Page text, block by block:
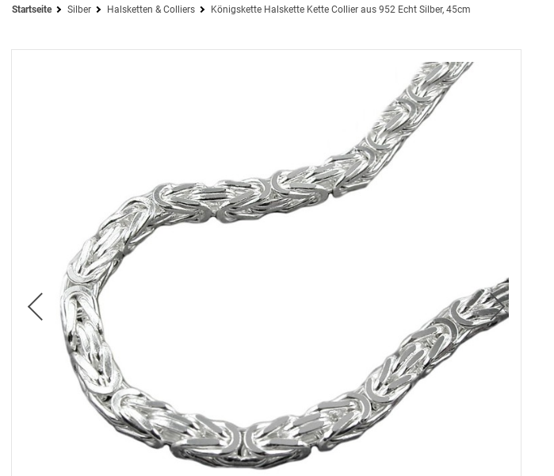
Startseite Silber Halsketten & Colliers Königskette Halskette Kette Collier aus 952 Echt Silber, 45cm